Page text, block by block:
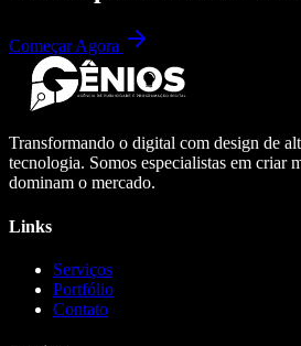
Começar Agora
Transformando o digital com design de
tecnologia. Somos especialistas em criar
dominam o mercado.
Links
Serviços
Portfólio
Contato